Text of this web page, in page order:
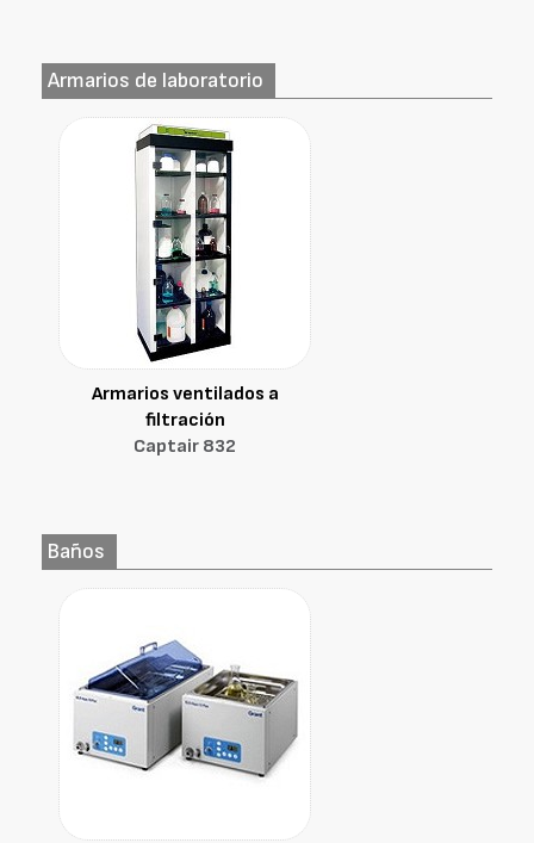
Armarios de laboratorio
Armarios ventilados a
filtración
Captair 832
Baños